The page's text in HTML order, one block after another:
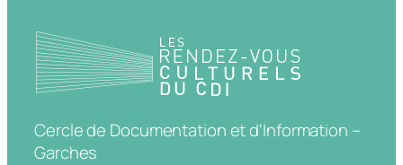
Cercle de Documentation et d'Information –
Garches